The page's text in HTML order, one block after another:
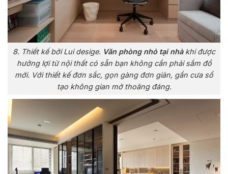
8. Thiết kế bởi Lui desige. Văn phòng nhỏ tại nhàkhi được
hưởng lợi từ nội thất có sẵn bạn không cần phải sắm đồ
mới. Với thiết kế đơn sắc, gọn gàng đơn giản, gần cưa sổ
tạo không gian mở thoãng đáng.